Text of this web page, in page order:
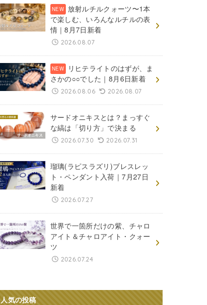
放射ルチルクォーツ〜1本
で楽しむ、いろんなルチルの表
情｜8月7日新着
2026.08.07
リヒテライトのはずが、ま
さかの○○でした｜8月6日新着
2026.08.06 2026.08.07
サードオニキスとは？まっすぐ
な縞は「切り方」で決まる
2026.07.30 2026.07.31
瑠璃(ラピスラズリ)ブレスレッ
ト・ペンダント入荷｜7月27日
新着
2026.07.27
世界で一箇所だけの紫、チャロ
アイト＆チャロアイト・クォー
ツ
2026.07.24
人気の投稿